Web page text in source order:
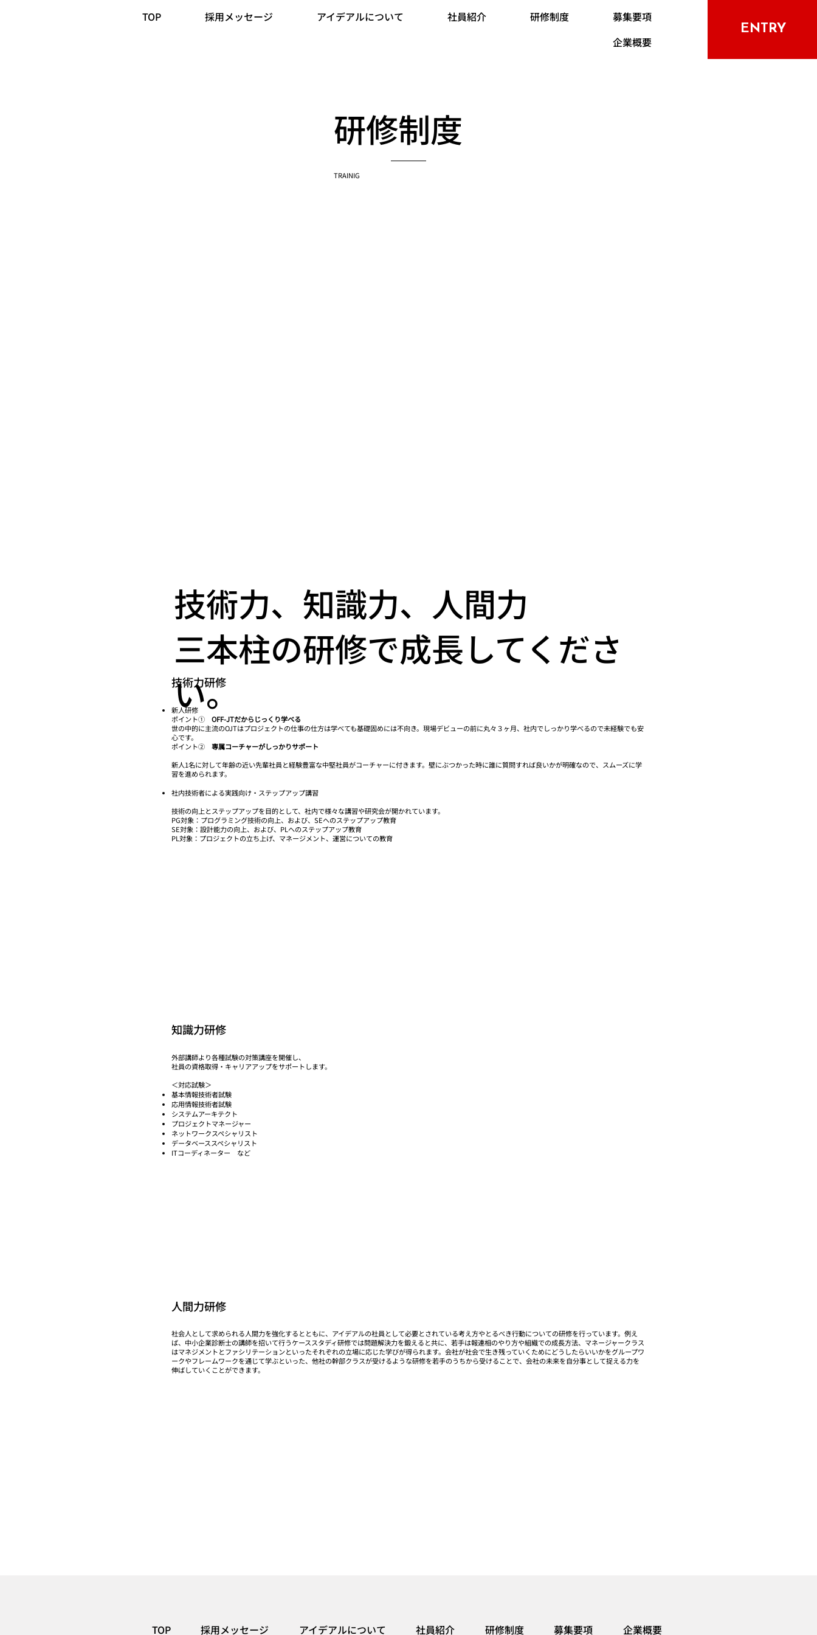
TOP 採用メッセージ アイデアルについて 社員紹介 研修制度
募集要項
企業概要
ENTRY
TRAINIG
研修制度
技術力、知識力、人間力
三本柱の研修で成長してくださ
い。
技術力研修
新人研修
ポイント① OFF-JTだからじっくり学べる
世の中的に主流のOJTはプロジェクトの仕事の仕方は学べても基礎固めには不向き。現場デビューの前に丸々３ヶ月、社内でしっかり学べるので未経験でも安
心です。
ポイント② 専属コーチャーがしっかりサポート
新人1名に対して年齢の近い先輩社員と経験豊富な中堅社員がコーチャーに付きます。壁にぶつかった時に誰に質問すれば良いかが明確なので、スムーズに学
習を進められます。
社内技術者による実践向け・ステップアップ講習
技術の向上とステップアップを目的として、社内で様々な講習や研究会が開かれています。
PG対象：プログラミング技術の向上、および、SEへのステップアップ教育
SE対象：設計能力の向上、および、PLへのステップアップ教育
PL対象：プロジェクトの立ち上げ、マネージメント、運営についての教育
知識力研修
外部講師より各種試験の対策講座を開催し、
社員の資格取得・キャリアアップをサポートします。
＜対応試験＞
基本情報技術者試験
応用情報技術者試験
システムアーキテクト
プロジェクトマネージャー
ネットワークスペシャリスト
データベーススペシャリスト
ITコーディネーター など
人間力研修
社会人として求められる人間力を強化するとともに、アイデアルの社員として必要とされている考え方やとるべき行動についての研修を行っています。例え
ば、中小企業診断士の講師を招いて行うケーススタディ研修では問題解決力を鍛えると共に、若手は報連相のやり方や組織での成長方法、マネージャークラス
はマネジメントとファシリテーションといったそれぞれの立場に応じた学びが得られます。会社が社会で生き残っていくためにどうしたらいいかをグループワ
ークやフレームワークを通じて学ぶといった、他社の幹部クラスが受けるような研修を若手のうちから受けることで、会社の未来を自分事として捉える力を
伸ばしていくことができます。
TOP 採用メッセージ アイデアルについて 社員紹介 研修制度 募集要項 企業概要